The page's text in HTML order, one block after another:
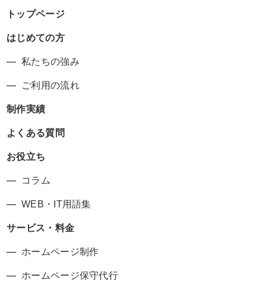
トップページ
はじめての方
私たちの強み
ご利用の流れ
制作実績
よくある質問
お役立ち
コラム
WEB・IT用語集
サービス・料金
ホームページ制作
ホームページ保守代行